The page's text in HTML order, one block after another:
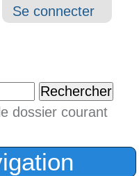
Outils
Se connecter
dossier courant